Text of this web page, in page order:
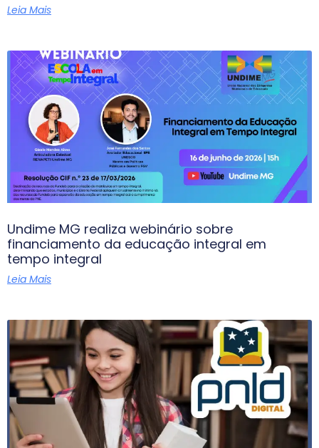
Leia Mais
Undime MG realiza webinário sobre
financiamento da educação integral em
tempo integral
Leia Mais